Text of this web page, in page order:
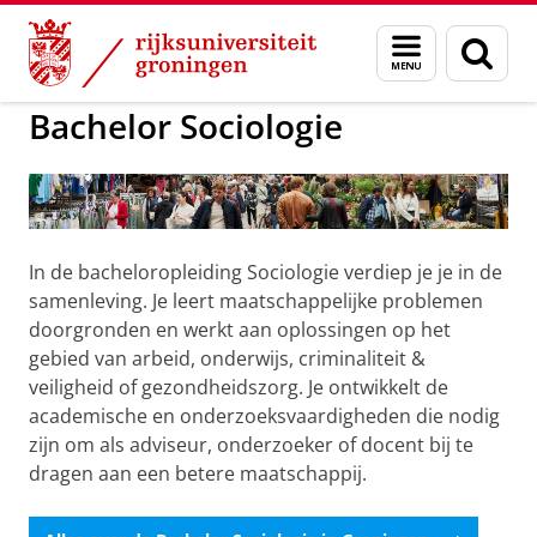
Skip
Content
Skip
Navigation
Menu
en
zoeken
GMW Bachelors Bachelor Sociologie
Bachelor Sociologie
In de bacheloropleiding Sociologie verdiep je je in de
samenleving. Je leert maatschappelijke problemen
doorgronden en werkt aan oplossingen op het
gebied van arbeid, onderwijs, criminaliteit &
veiligheid of gezondheidszorg. Je ontwikkelt de
academische en onderzoeksvaardigheden die nodig
zijn om als adviseur, onderzoeker of docent bij te
dragen aan een betere maatschappij.